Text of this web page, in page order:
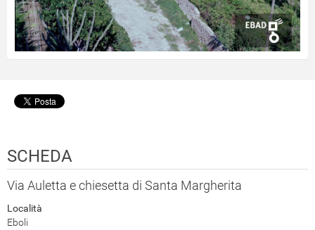
SCHEDA
Via Auletta e chiesetta di Santa Margherita
Località
Eboli